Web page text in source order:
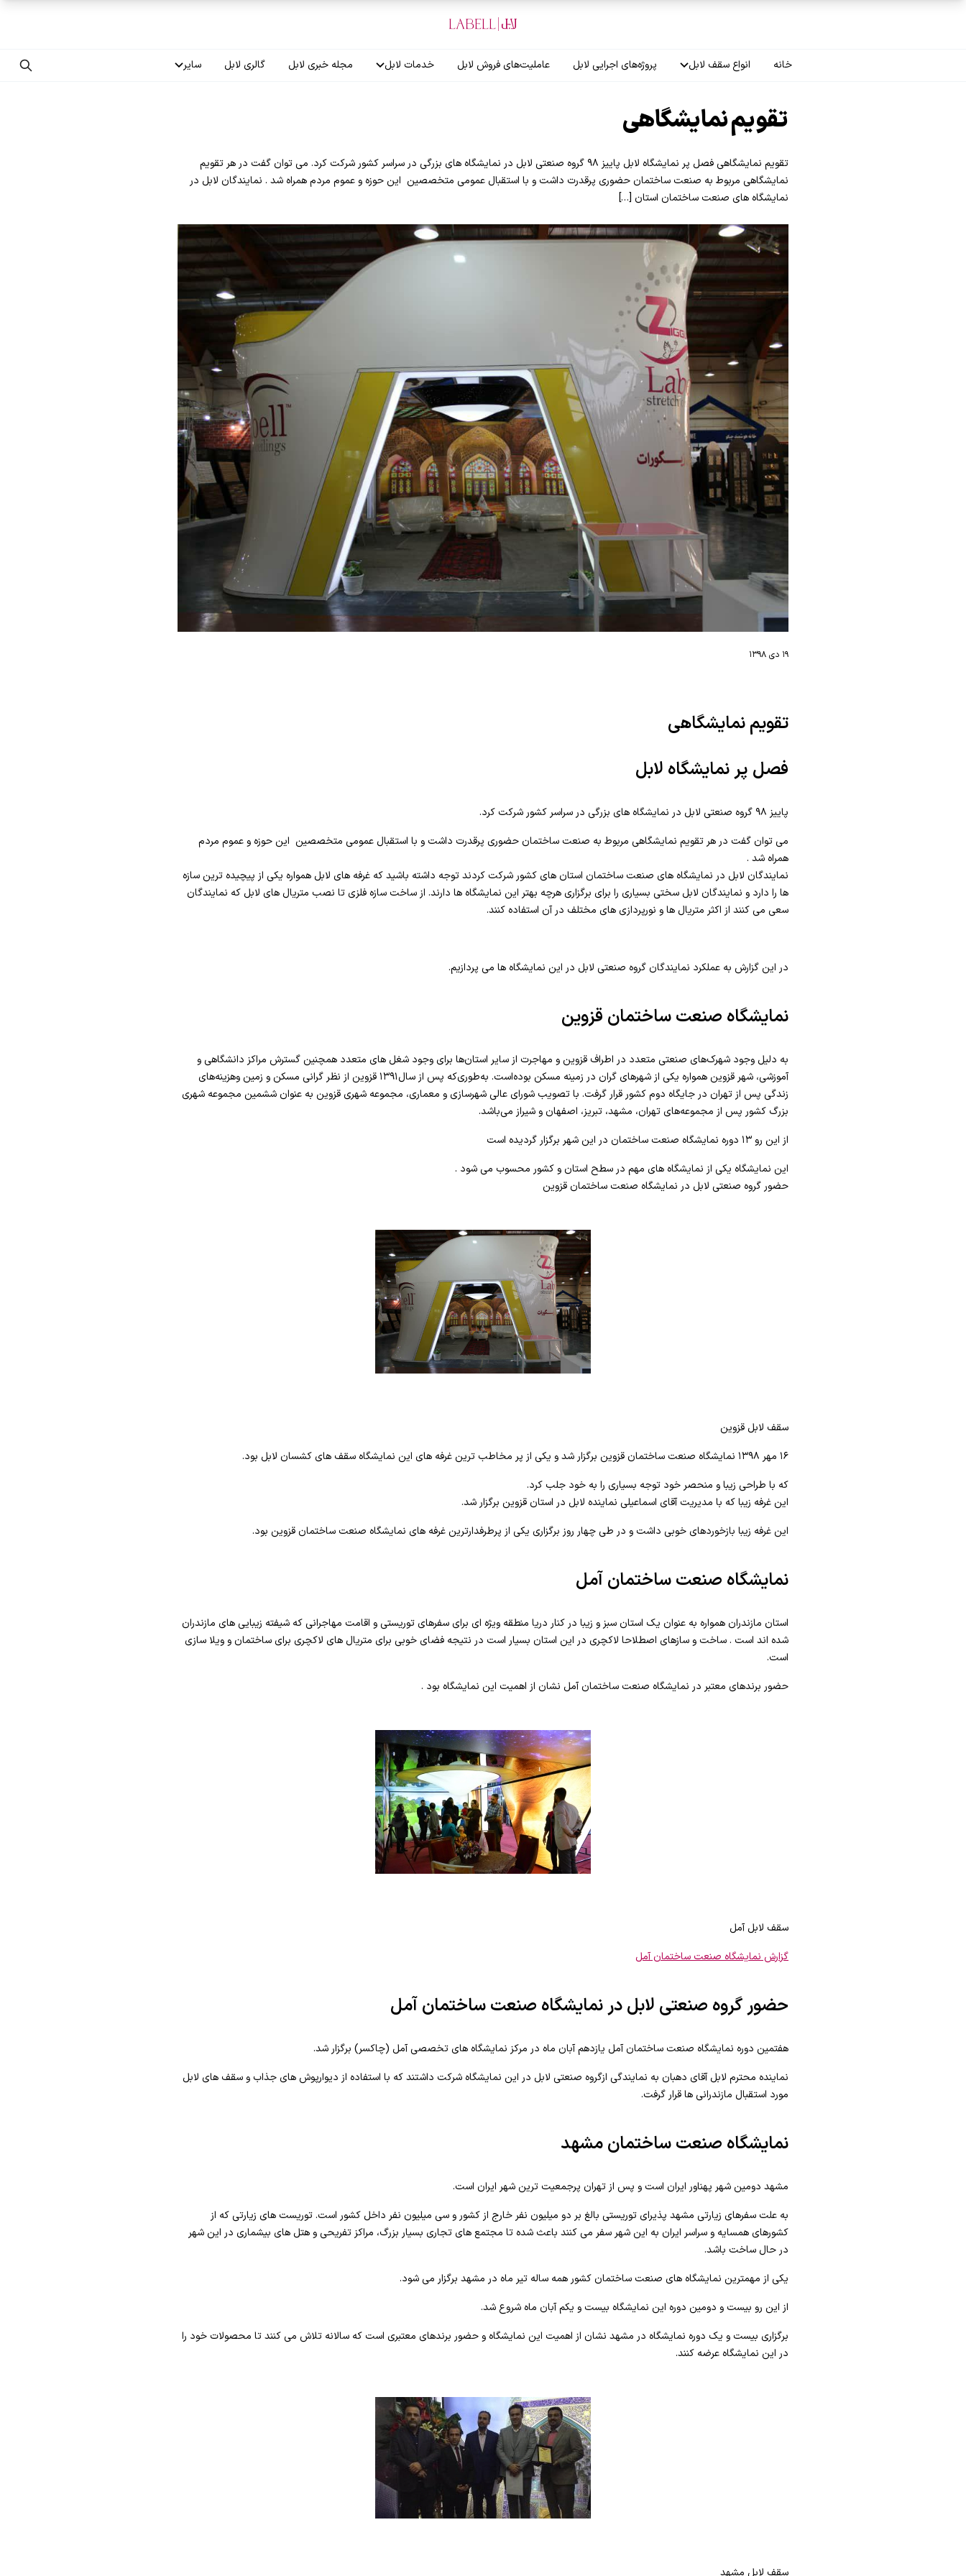
خانه انواع سقف لابل
سقف لاکر
سقف گلکسی
سقف مات
پروژه‌های اجرایی لابل عاملیت‌های فروش لابل خدمات لابل مجله خبری لابل گالری لابل سایر
سوالات متداول
تقویم نمایشگاهی
تقویم نمایشگاهی فصل پر نمایشگاه لابل پاییز ۹۸ گروه صنعتی لابل در نمایشگاه های بزرگی در سراسر کشور شرکت کرد. می توان گفت در هر تقویم
نمایشگاهی مربوط به صنعت ساختمان حضوری پرقدرت داشت و با استقبال عمومی متخصصین این حوزه و عموم مردم همراه شد . نمایندگان لابل در
نمایشگاه های صنعت ساختمان استان […]
۱۹ دی ۱۳۹۸
تقویم نمایشگاهی
فصل پر نمایشگاه لابل
پاییز ۹۸ گروه صنعتی لابل در نمایشگاه های بزرگی در سراسر کشور شرکت کرد.
می توان گفت در هر تقویم نمایشگاهی مربوط به صنعت ساختمان حضوری پرقدرت داشت و با استقبال عمومی متخصصین این حوزه و عموم مردم
همراه شد .
نمایندگان لابل در نمایشگاه های صنعت ساختمان استان های کشور شرکت کردند توجه داشته باشید که غرفه های لابل همواره یکی از پیچیده ترین سازه
ها را دارد و نمایندگان لابل سختی بسیاری را برای برگزاری هرچه بهتر این نمایشگاه ها دارند. از ساخت سازه فلزی تا نصب متریال های لابل که نمایندگان
سعی می کنند از اکثر متریال ها و نورپردازی های مختلف در آن استفاده کنند.
در این گزارش به عملکرد نمایندگان گروه صنعتی لابل در این نمایشگاه ها می پردازیم.
نمایشگاه صنعت ساختمان قزوین
به دلیل وجود شهرک‌های صنعتی متعدد در اطراف قزوین و مهاجرت از سایر استان‌ها برای وجود شغل های متعدد همچنین گسترش مراکز دانشگاهی و
آموزشی، شهر قزوین همواره یکی از شهرهای گران در زمینه مسکن بوده‌است. به‌طوری‌که پس از سال۱۳۹۱ قزوین از نظر گرانی مسکن و زمین وهزینه‌های
زندگی پس از تهران در جایگاه دوم کشور قرار گرفت. با تصویب شورای عالی شهرسازی و معماری، مجموعه شهری قزوین به عنوان ششمین مجموعه شهری
بزرگ کشور پس از مجموعه‌های تهران، مشهد، تبریز، اصفهان و شیراز می‌باشد.
از این رو ۱۳ دوره نمایشگاه صنعت ساختمان در این شهر برگزار گردیده است
این نمایشگاه یکی از نمایشگاه های مهم در سطح استان و کشور محسوب می شود .
حضور گروه صنعتی لابل در نمایشگاه صنعت ساختمان قزوین
سقف لابل قزوین
۱۶ مهر ۱۳۹۸ نمایشگاه صنعت ساختمان قزوین برگزار شد و یکی از پر مخاطب ترین غرفه های این نمایشگاه سقف های کشسان لابل بود.
که با طراحی زیبا و منحصر خود توجه بسیاری را به خود جلب کرد.
این غرفه زیبا که با مدیریت آقای اسماعیلی نماینده لابل در استان قزوین برگزار شد.
این غرفه زیبا بازخوردهای خوبی داشت و در طی چهار روز برگزاری یکی از پرطرفدارترین غرفه های نمایشگاه صنعت ساختمان قزوین بود.
نمایشگاه صنعت ساختمان آمل
استان مازندران همواره به عنوان یک استان سبز و زیبا در کنار دریا منطقه ویژه ای برای سفرهای توریستی و اقامت مهاجرانی که شیفته زیبایی های مازندران
شده اند است . ساخت و سازهای اصطلاحا لاکچری در این استان بسیار است در نتیجه فضای خوبی برای متریال های لاکچری برای ساختمان و ویلا سازی
است.
حضور برندهای معتبر در نمایشگاه صنعت ساختمان آمل نشان از اهمیت این نمایشگاه بود .
سقف لابل آمل
گزارش نمایشگاه صنعت ساختمان آمل
حضور گروه صنعتی لابل در نمایشگاه صنعت ساختمان آمل
هفتمین دوره نمایشگاه صنعت ساختمان آمل یازدهم آبان ماه در مرکز نمایشگاه های تخصصی آمل (چاکسر) برگزار شد.
نماینده محترم لابل آقای دهبان به نمایندگی ازگروه صنعتی لابل در این نمایشگاه شرکت داشتند که با استفاده از دیوارپوش های جذاب و سقف های لابل
مورد استقبال مازندرانی ها قرار گرفت.
نمایشگاه صنعت ساختمان مشهد
مشهد دومین شهر پهناور ایران است و پس از تهران پرجمعیت ترین شهر ایران است.
به علت سفرهای زیارتی مشهد پذیرای توریستی بالغ بر دو میلیون نفر خارج از کشور و سی میلیون نفر داخل کشور است. توریست های زیارتی که از
کشورهای همسایه و سراسر ایران به این شهر سفر می کنند باعث شده تا مجتمع های تجاری بسیار بزرگ، مراکز تفریحی و هتل های بیشماری در این شهر
در حال ساخت باشد.
یکی از مهمترین نمایشگاه های صنعت ساختمان کشور همه ساله تیر ماه در مشهد برگزار می شود.
از این رو بیست و دومین دوره این نمایشگاه بیست و یکم آبان ماه شروع شد.
برگزاری بیست و یک دوره نمایشگاه در مشهد نشان از اهمیت این نمایشگاه و حضور برندهای معتبری است که سالانه تلاش می کنند تا محصولات خود را
در این نمایشگاه عرضه کنند.
سقف لابل مشهد